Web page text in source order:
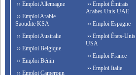
›› Emploi Allemagne
›› Emploi Arabie
Saoudite KSA
›› Emploi Australie
›› Emploi Belgique
›› Emploi Bénin
›› Emploi Cameroun
›› Emploi Émirats
Arabes Unis UAE
›› Emploi Espagne
›› Emploi États-Unis
USA
›› Emploi France
›› Emploi Italie